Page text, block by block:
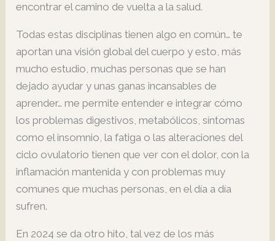
encontrar el camino de vuelta a la salud.
Todas estas disciplinas tienen algo en común… te
aportan una visión global del cuerpo y esto, más
mucho estudio, muchas personas que se han
dejado ayudar y unas ganas incansables de
aprender… me permite entender e integrar cómo
los problemas digestivos, metabólicos, síntomas
como el insomnio, la fatiga o las alteraciones del
ciclo ovulatorio tienen que ver con el dolor, con la
inflamación mantenida y con problemas muy
comunes que muchas personas, en el día a día
sufren.
En 2024 se da otro hito, tal vez de los más